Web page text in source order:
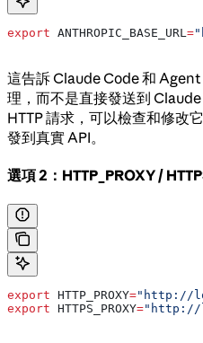
export ANTHROPIC_BASE_URL =
這告訴 Claude Code 和
理，而不是直接發送到
HTTP 請求，可以檢查和修改
發到真實 API。
選項 2：HTTP_PROXY /
export HTTP_PROXY="http://
export HTTPS_PROXY="http://